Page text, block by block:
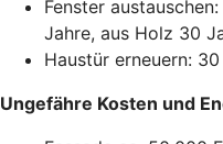
Fenster
Jahre, aus Holz 30
Haustür erneuern:
Ungefähre Kosten und